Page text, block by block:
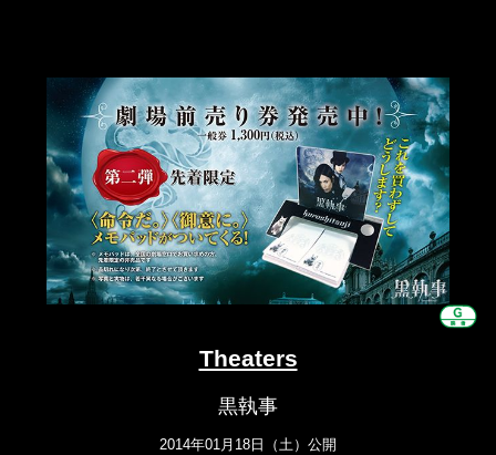
Theaters
黒執事
2014年01月18日（土）公開